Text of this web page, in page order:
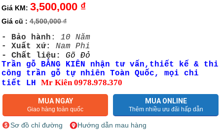
Giá KM: 3,500,000 ₫
Giá cũ : 4,500,000 ₫
- Bảo hành :
10 Năm
- Xuất xứ:
Nam Phi
- Chất liệu: Gõ Đỏ
Trần gỗ BẰNG KIÊN nhận tư vấn,thiết kế & thi
công trần gỗ tự nhiên Toàn Quốc, mọi chi
tiết LH Mr Kiên 0978.978.370
MUA NGAY
Giao hàng toàn quốc
MUA ONLINE
Thêm nhiều ưu đãi hấp dẫn
Sơ đồ chỉ đường
Hướng dẫn mau hàng